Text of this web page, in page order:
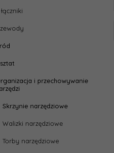
i przechowywanie
Skrzynie narzędziowe
Walizki narzędziowe
Torby narzędziowe